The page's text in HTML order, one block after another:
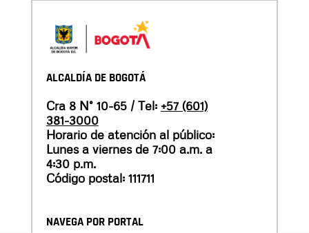
ALCALDÍA DE BOGOTÁ
Cra 8 N° 10-65 / Tel: +57 (601)
381-3000
Horario de atención al público:
Lunes a viernes de 7:00 a.m. a
4:30 p.m.
Código postal: 111711
NAVEGA POR PORTAL